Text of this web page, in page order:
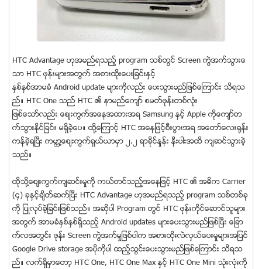
HTC Advantage ဟုအမည္ရသည့္ program သစ္တြင္ Screen ကြဲအက္သြားေ
သာ HTC ဖုန္းမ်ားအတြက္ အစားထိုးေပးျခင္းႏွင့္
ႏွစ္ႏွစ္အာမခံ Android update မ်ားကိုလည္း ေပးသြားမည္ျဖစ္ေၾကာင္း သိရသ
ည္။ HTC One သည္ HTC ၏ နာမည္ေက်ာ္ စမတ္ဖုန္းတစ္လံုး
ျဖစ္ေသာ္လည္း ေစ်းကြက္အေနအထားအရ Samsung ႏွင့္ Apple ကိုေက်ာ္တ
က္သြားႏိုင္ျခင္း မရွိခဲ့ေပ။ ထို႔ေၾကာင့္ HTC အေနျဖင့္စီးပြားအရ အေတာ္ေလးရုန္း
ကန္ခဲ့ရၿပီး ကမာၻ႔ေစ်းကြက္ရွယ္ယာမွာ ၂.၂ ရာခိုင္ႏႈန္း နီးပါးအထိ က်ဆင္သြားခဲ့
သည္။
ထိုသုိ႔ေစ်းကြက္က်ဆင္းမႈကို ကယ္တင္သည့္အေနျဖင့္ HTC ၏ အဓိက Carrier
(၄) ခုႏွင့္ခ်ိတ္ဆက္ၿပီး HTC Advantage ဟုအမည္ရသည့္ program သစ္တစ္ခု
ကို ျပဳလုပ္ခဲ့ျခင္းျဖစ္သည္။ အဆိုပါ Program တြင္ HTC ဖုန္းကိုင္ေဆာင္သူမ်ား
အတြက္ အာမခံႏွစ္ႏွစ္ရွိသည့္ Android updates မ်ားေပးသြားမည္ျဖစ္ၿပီး ေျခာ
က္လအတြင္း ဖုန္း Screen ကြဲအက္မႈျဖစ္ပါက အစားထိုးလဲလွယ္ေပးမႈမ်ားအျပင္
Google Drive storage အပိုကိုပါ ထည့္သြင္းေပးသြားမည္ျဖစ္ေၾကာင္း သိရသ
ည္။ လက္ရွိမွာေတာ့ HTC One, HTC One Max ႏွင့္ HTC One Mini သံုးလံုးကို